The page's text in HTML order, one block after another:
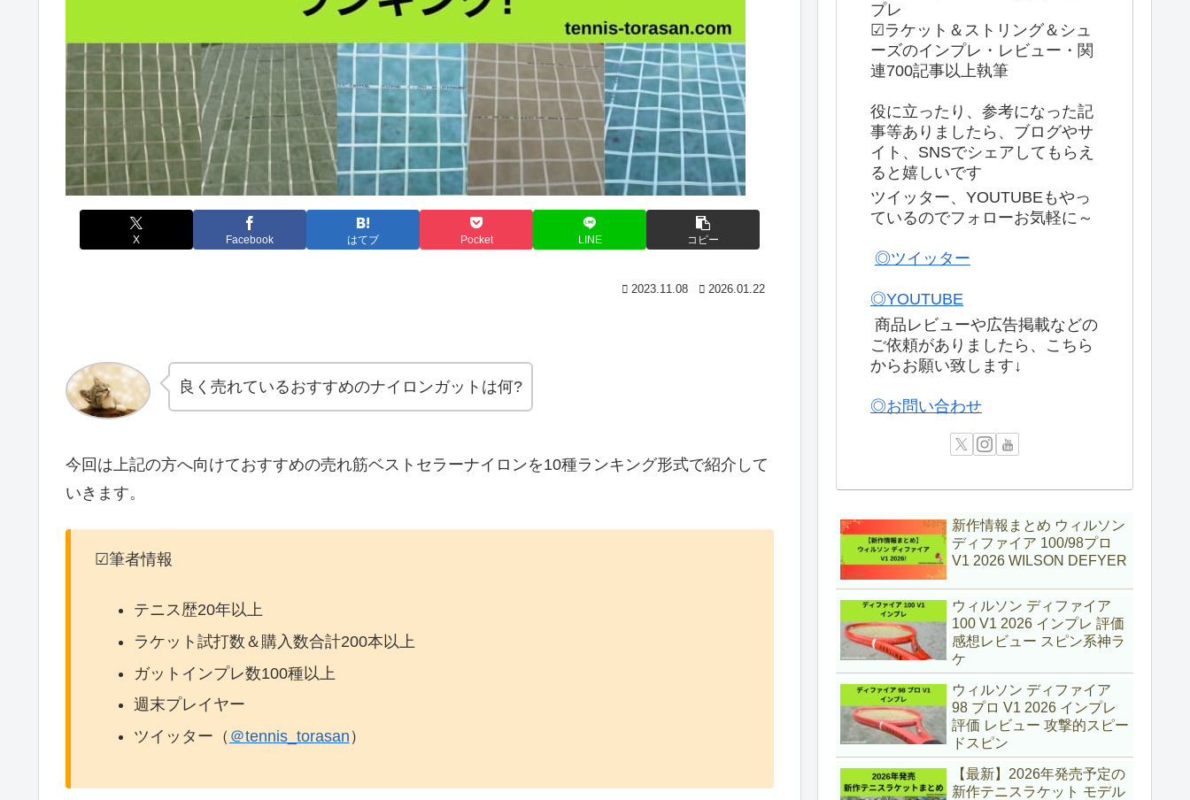
X Facebook はてブ Pocket LINE コピー
2023.11.08 2026.01.22
良く売れているおすすめのナイロンガットは何?
今回は上記の方へ向けておすすめの売れ筋ベストセラーナイロンを10種ランキング形式で紹介して
いきます。
☑筆者情報
テニス歴20年以上
ラケット試打数＆購入数合計200本以上
ガットインプレ数100種以上
週末プレイヤー
ツイッター（ ＠tennis_torasan ）
プレ
☑ラケット＆ストリング＆シュ
ーズのインプレ・レビュー・関
連700記事以上執筆
役に立ったり、参考になった記
事等ありましたら、ブログやサ
イト、SNSでシェアしてもらえ
ると嬉しいです
ツイッター、YOUTUBEもやっ
ているのでフォローお気軽に～
◎ツイッター
◎YOUTUBE
商品レビューや広告掲載などの
ご依頼がありましたら、こちら
からお願い致します↓
◎お問い合わせ
新作情報まとめ ウィルソン
ディファイア 100/98プロ
V1 2026 WILSON DEFYER
ウィルソン ディファイア
100 V1 2026 インプレ 評価
感想レビュー スピン系神ラ
ケ
ウィルソン ディファイア
98 プロ V1 2026 インプレ
評価 レビュー 攻撃的スピー
ドスピン
【最新】2026年発売予定の
新作テニスラケット モデル